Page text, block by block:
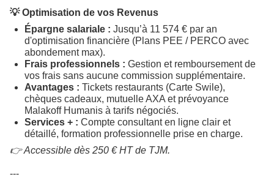
💡 Optimisation de vos Revenus
Épargne salariale : Jusqu’à 11 574 € par an
d'optimisation financière (Plans PEE / PERCO avec
abondement max).
Frais professionnels : Gestion et remboursement de
vos frais sans aucune commission supplémentaire.
Avantages : Tickets restaurants (Carte Swile),
chèques cadeaux, mutuelle AXA et prévoyance
Malakoff Humanis à tarifs négociés.
Services + : Compte consultant en ligne clair et
détaillé, formation professionnelle prise en charge.
👉 Accessible dès 250 € HT de TJM.
---